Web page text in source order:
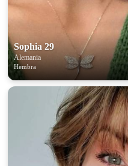
Sophia 29
Alemania
Hembra